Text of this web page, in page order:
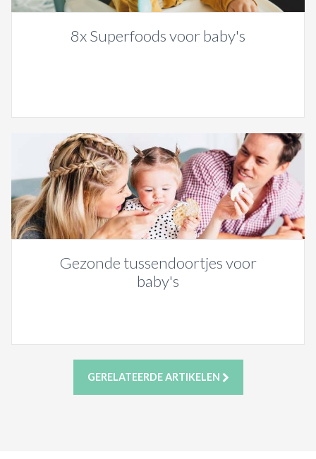
8x Superfoods voor baby's
Gezonde tussendoortjes voor
baby's
GERELATEERDE ARTIKELEN